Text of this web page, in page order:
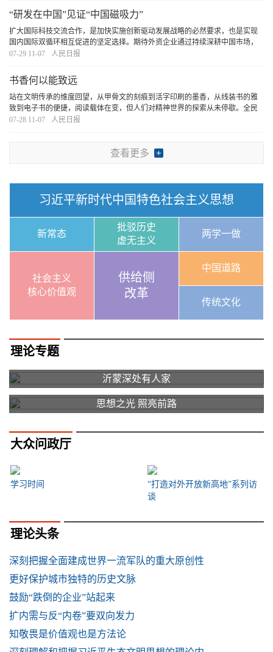
“研发在中国”见证“中国磁吸力”
扩大国际科技交流合作，是加快实施创新驱动发展战略的必然要求，也是实现
国内国际双循环相互促进的坚定选择。期待外资企业通过持续深耕中国市场，
更加紧密融入中国产业链，分享中国高质量发展红利，实现在中国、惠全球的
07-29 11-07 人民日报
书香何以能致远
站在文明传承的维度回望，从甲骨文的刻痕到活字印刷的墨香，从线装书的雅
致到电子书的便捷，阅读载体在变，但人们对精神世界的探索从未停歇。全民
阅读的深意，正在于让每个个体都能在文字中遇见更好的自己，让整个民族在
07-28 11-07 人民日报
查看更多
习近平新时代中国特色社会主义思想
新常态
批驳历史
虚无主义
两学一做
社会主义
核心价值观
供给侧
改革
中国道路
传统文化
理论专题
沂蒙深处有人家
思想之光 照亮前路
大众问政厅
学习时间
“打造对外开放新高地”系列访
谈
理论头条
深刻把握全面建成世界一流军队的重大原创性
更好保护城市独特的历史文脉
鼓励“跌倒的企业”站起来
扩内需与反“内卷”要双向发力
知敬畏是价值观也是方法论